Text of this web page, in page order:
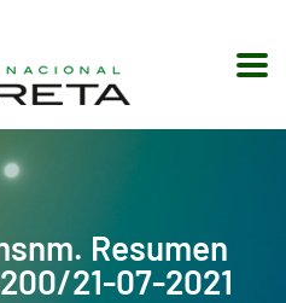
Resumen
21-07-2021